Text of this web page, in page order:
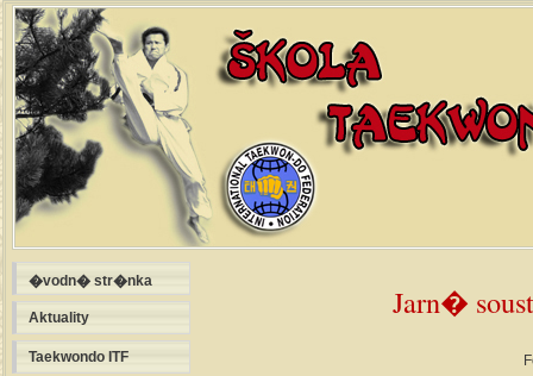
�vodn� str�nka
Aktuality
Taekwondo ITF
Jarn�